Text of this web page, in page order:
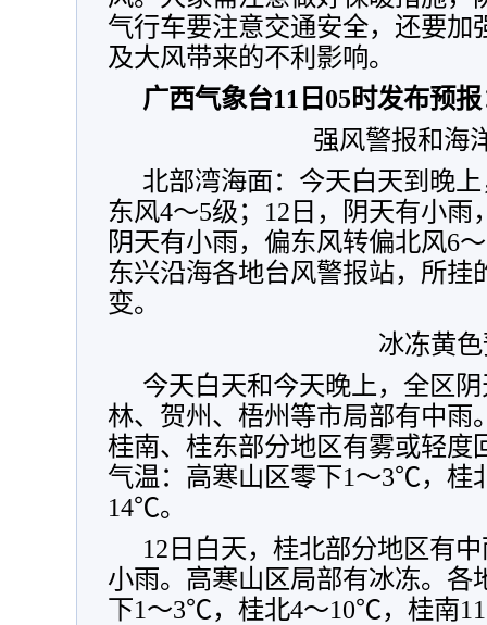
气行车要注意交通安全，还要加
及大风带来的不利影响。
广西气象台11日05时发布预
强风警报和海
北部湾海面：今天白天到晚
东风4～5级；12日，阴天有小雨
阴天有小雨，偏东风转偏北风6
东兴沿海各地台风警报站，所挂
变。
冰冻黄
今天白天和今天晚上，全区
林、贺州、梧州等市局部有中雨
桂南、桂东部分地区有雾或轻度
气温：高寒山区零下1～3℃，桂
14℃。
12日白天，桂北部分地区有
小雨。高寒山区局部有冰冻。各
下1～3℃，桂北4～10℃，桂南